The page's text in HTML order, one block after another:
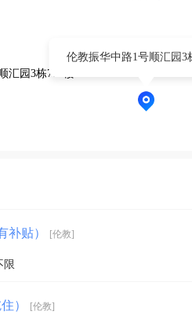
意在你心”的理念，质量方针：“以人
观念，提升管理，拓展产品市场，
园3栋789楼
伦教振华中路1号顺汇园3
补贴） [伦教]
限
） [伦教]